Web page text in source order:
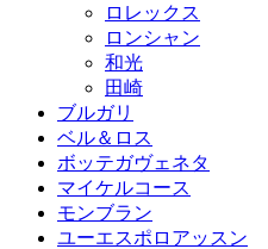
ロレックス
ロンシャン
和光
田崎
ブルガリ
ベル＆ロス
ボッテガヴェネタ
マイケルコース
モンブラン
ユーエスポロアッスン